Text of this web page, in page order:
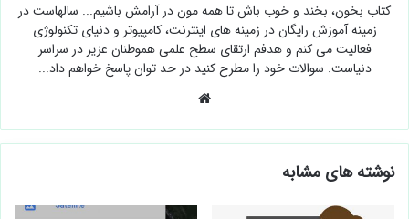
کتاب بخون، بخند و خوب باش تا همه مون در آرامش باشیم... سالهاست در
زمینه آموزش رایگان در زمینه های اینترنت، کامپیوتر و دنیای تکنولوژی
فعالیت می کنم و هدفم ارتقای سطح علمی هموطنان عزیز در سراسر
دنیاست. سوالات خود را مطرح کنید در حد توان پاسخ خواهم داد...
نوشته های مشابه